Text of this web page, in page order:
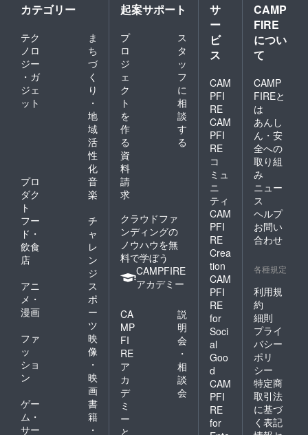
カテゴリー
テク
ノロ
ジー
・ガ
ジェ
ット
ま
ち
づ
く
り
・
地
域
活
性
化
プロ
ダク
ト
音
楽
フー
ド・
飲食
店
チ
ャ
レ
ン
ジ
アニ
メ・
漫画
ス
ポ
ー
ツ
ファ
ッ
ショ
ン
映
像
・
映
画
ゲー
ム・
サー
書
籍
・
起案サポート
プ
ロ
ジ
ェ
ク
ト
を
作
る
ス
タ
ッ
フ
に
相
談
す
る
資
料
請
求
クラウドファ
ンディングの
ノウハウを無
料で学ぼう
CAMPFIRE
アカデミー
CA
MP
FI
RE
ア
カ
デ
ミ
ー
と
説
明
会
・
相
談
会
サ
ー
ビ
ス
CAM
PFI
RE
CAM
PFI
RE
コ
ミュ
ニ
ティ
CAM
PFI
RE
Crea
tion
CAM
PFI
RE
for
Soci
al
Goo
d
CAM
PFI
RE
for
CAMP
FIRE
につい
て
CAMP
FIREと
は
あんし
ん・安
全への
取り組
み
ニュー
ス
ヘルプ
お問い
合わせ
各種規定
利用規
約
細則
プライ
バシー
ポリ
シー
特定商
取引法
に基づ
く表記